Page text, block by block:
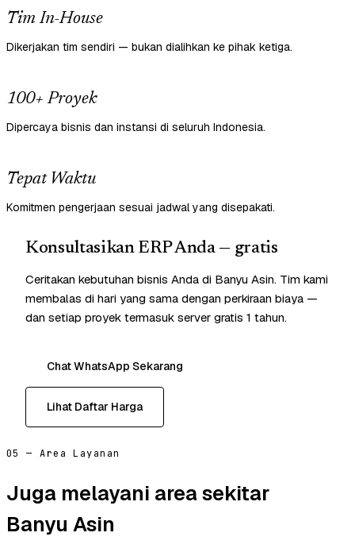
Tim In-House
Dikerjakan tim sendiri — bukan dialihkan ke pihak ketiga.
100+ Proyek
Dipercaya bisnis dan instansi di seluruh Indonesia.
Tepat Waktu
Komitmen pengerjaan sesuai jadwal yang disepakati.
Konsultasikan ERP Anda — gratis
Ceritakan kebutuhan bisnis Anda di Banyu Asin. Tim kami
membalas di hari yang sama dengan perkiraan biaya —
dan setiap proyek termasuk server gratis 1 tahun.
Chat WhatsApp Sekarang
Lihat Daftar Harga
05 — Area Layanan
Juga melayani area sekitar
Banyu Asin